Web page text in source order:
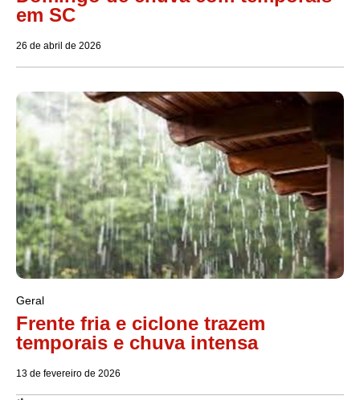
em SC
26 de abril de 2026
Geral
Frente fria e ciclone trazem
temporais e chuva intensa
13 de fevereiro de 2026